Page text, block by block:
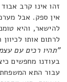
זהו אינו קרב
אין ספק. אבל
להישאר, והיא
לרתום אותו
"תהיו רכים עם
בעודנו מחפשים
עבור התא